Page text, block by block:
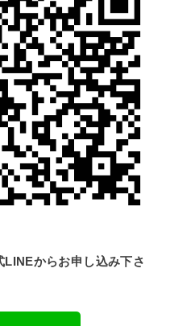
LINEからお申し込み下さ